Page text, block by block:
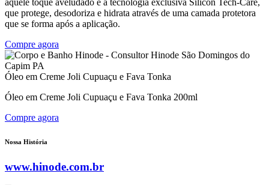
aquele toque aveludado e a tecnologia exclusiva Silicon Tech-Care,
que protege, desodoriza e hidrata através de uma camada protetora
que se forma após a aplicação.
Compre agora
Óleo em Creme Joli Cupuaçu e Fava Tonka
Óleo em Creme Joli Cupuaçu e Fava Tonka 200ml
Compre agora
Nossa História
www.hinode.com.br